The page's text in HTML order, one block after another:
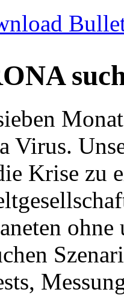
Virus.
Krise zu